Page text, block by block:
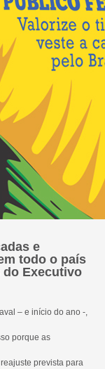
e
todo o país
Executivo
– e início do ano -,
porque as
prevista para